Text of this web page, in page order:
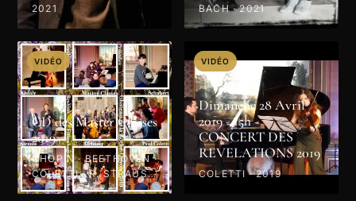
2021
BACH · 2021
VIDÉO
CD des Master Classes
2019
CHOPIN · BEETHOVEN ·
COLETTI · R. STRAUSS
· PROKOFIEV · MOZART
VIDÉO
Dimanche 28 Avril
2019 - 15h -
CONCERT DES
REVELATIONS 2019
COLETTI · 2019